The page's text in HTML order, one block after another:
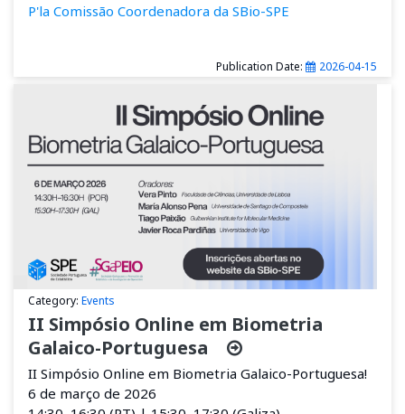
P'la Comissão Coordenadora da SBio-SPE
Publication Date: 2026-04-15
Category: Events
II Simpósio Online em Biometria
Galaico-Portuguesa
II Simpósio Online em Biometria Galaico-Portuguesa!
6 de março de 2026